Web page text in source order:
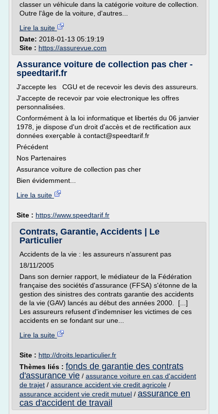
classer un véhicule dans la catégorie voiture de collection.
Outre l'âge de la voiture, d'autres...
Lire la suite
Date: 2018-01-13 05:19:19
Site : https://assurevue.com
Assurance voiture de collection pas cher -
speedtarif.fr
J'accepte les CGU et de recevoir les devis des assureurs.
J'accepte de recevoir par voie electronique les offres
personnalisées.
Conformément à la loi informatique et libertés du 06 janvier
1978, je dispose d'un droit d'accès et de rectification aux
données exerçable à contact@speedtarif.fr
Précédent
Nos Partenaires
Assurance voiture de collection pas cher
Bien évidemment...
Lire la suite
Site : https://www.speedtarif.fr
Contrats, Garantie, Accidents | Le
Particulier
Accidents de la vie : les assureurs n'assurent pas
18/11/2005
Dans son dernier rapport, le médiateur de la Fédération
française des sociétés d'assurance (FFSA) s'étonne de la
gestion des sinistres des contrats garantie des accidents
de la vie (GAV) lancés au début des années 2000. [...]
Les assureurs refusent d'indemniser les victimes de ces
accidents en se fondant sur une...
Lire la suite
Site : http://droits.leparticulier.fr
Thèmes liés : fonds de garantie des contrats
d'assurance vie / assurance voiture en cas d'accident
de trajet / assurance accident vie credit agricole /
assurance accident vie credit mutuel / assurance en
cas d'accident de travail